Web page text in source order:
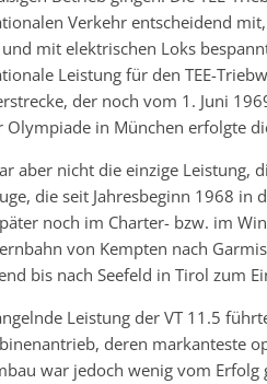
Verkehr entscheidend
mit elektrischen Loks
Leistung für den TEE-
der noch vom 1. Juni
Olympiade in München erfolgte
aber nicht die einzige Leistung,
die seit Jahresbeginn 1968
noch im Charter- bzw. im
von Kempten nach
bis nach Seefeld in Tirol zum
Leistung der VT 11.5
deren markanteste
war jedoch wenig vom